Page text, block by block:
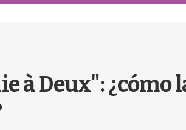
à Deux": ¿cómo